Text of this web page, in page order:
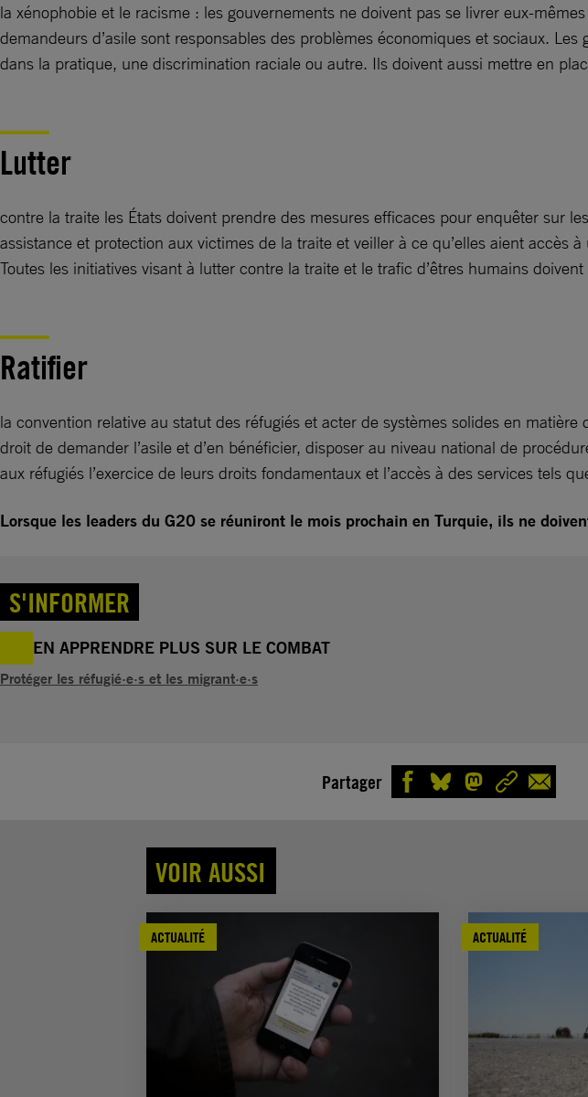
la xénophobie et le racisme : les gouvernements ne doivent pas se livrer eux-
demandeurs d’asile sont responsables des problèmes économiques et sociaux.
dans la pratique, une discrimination raciale ou autre. Ils doivent aussi mettre en
Lutter
contre la traite les États doivent prendre des mesures efficaces pour enquêter sur
assistance et protection aux victimes de la traite et veiller à ce qu’elles aient
Toutes les initiatives visant à lutter contre la traite et le trafic d’êtres humains
Ratifier
la convention relative au statut des réfugiés et acter de systèmes solides en
droit de demander l’asile et d’en bénéficier, disposer au niveau national de
aux réfugiés l’exercice de leurs droits fondamentaux et l’accès à des services tels
Lorsque les leaders du G20 se réuniront le mois prochain en Turquie, ils ne
S'INFORMER
EN APPRENDRE PLUS SUR LE COMBAT
Protéger les réfugié·e·s et les migrant·e·s
Partager
VOIR AUSSI
ACTUALITÉ ACTUALITÉ